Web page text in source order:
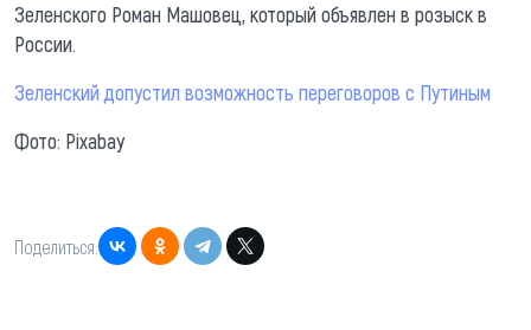
Зеленского Роман Машовец, который объявлен в розыск в
России.
Зеленский допустил возможность переговоров с Путиным
Фото: Pixabay
Поделиться: